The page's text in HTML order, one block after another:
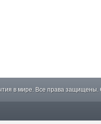
в мире. Все права защищены.